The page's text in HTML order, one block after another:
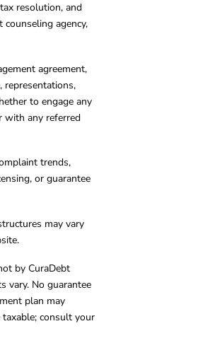
resolution, and
agency,
agreement,
representations,
to engage any
with any referred
trends,
or guarantee
may vary
by CuraDebt
vary. No guarantee
plan may
consult your